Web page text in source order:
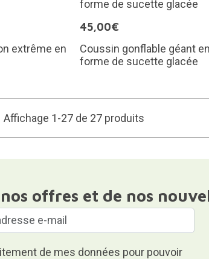
extrême en
45,00€
Coussin gonflable géant en
forme de sucette glacée
Affichage 1-27 de 27 produits
offres et de nos
de mes données pour pouvoir